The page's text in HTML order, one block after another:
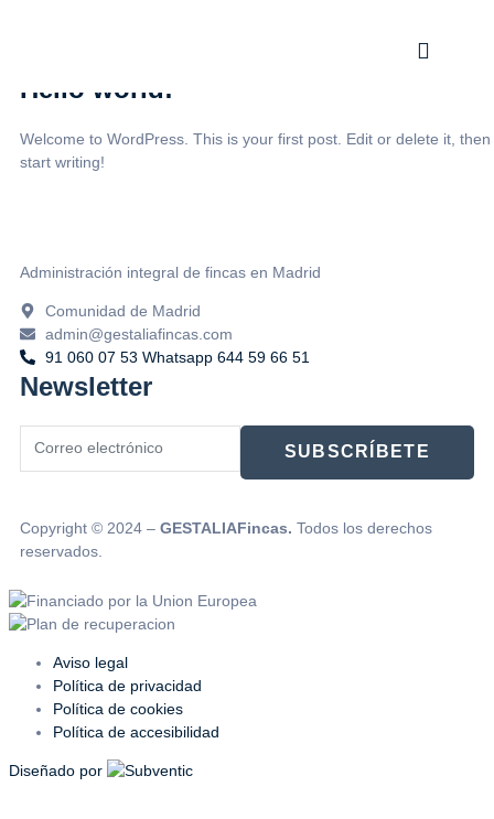
Hello world!
Welcome to WordPress. This is your first post. Edit or delete it, then
start writing!
Administración integral de fincas en Madrid
Comunidad de Madrid
admin@gestaliafincas.com
91 060 07 53 Whatsapp 644 59 66 51
Newsletter
SUBSCRÍBETE
Copyright © 2024 – GESTALIAFincas. Todos los derechos
reservados.
Aviso legal
Política de privacidad
Política de cookies
Política de accesibilidad
Diseñado por